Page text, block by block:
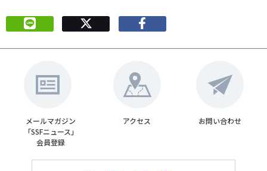
メールマガジン
「SSFニュース」
会員登録
アクセス お問い合わせ